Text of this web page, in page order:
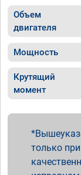
Объем
двигателя
Мощность
Крутящий
момент
только